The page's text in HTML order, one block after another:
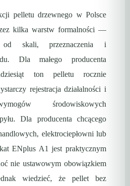
pelletu drzewnego w Polsce
kilka warstw formalności —
od skali, przeznaczenia i
Dla małego producenta
ton pelletu rocznie
rejestracja działalności i
środowiskowych
Dla producenta chcącego
elektrociepłowni lub
ENplus A1 jest praktycznym
nie ustawowym obowiązkiem
wiedzieć, że pellet bez